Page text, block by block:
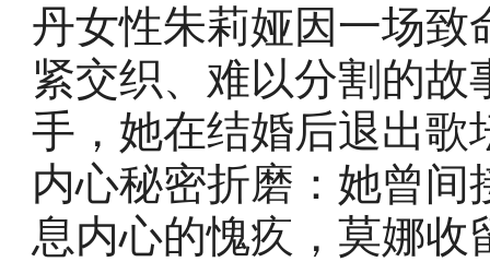
丹女性朱莉娅因一场致
紧交织、难以分割的
手，她在结婚后退出歌
内心秘密折磨：她曾
息内心的愧疚，莫娜收